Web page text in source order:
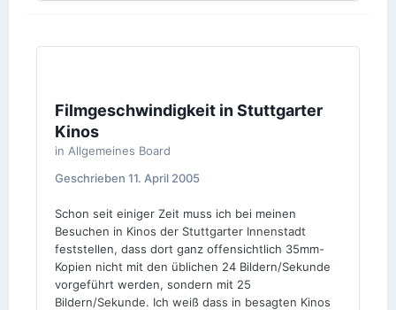
Filmgeschwindigkeit in Stuttgarter
Kinos
in Allgemeines Board
Geschrieben 11. April 2005
Schon seit einiger Zeit muss ich bei meinen
Besuchen in Kinos der Stuttgarter Innenstadt
feststellen, dass dort ganz offensichtlich 35mm-
Kopien nicht mit den üblichen 24 Bildern/Sekunde
vorgeführt werden, sondern mit 25
Bildern/Sekunde. Ich weiß dass in besagten Kinos